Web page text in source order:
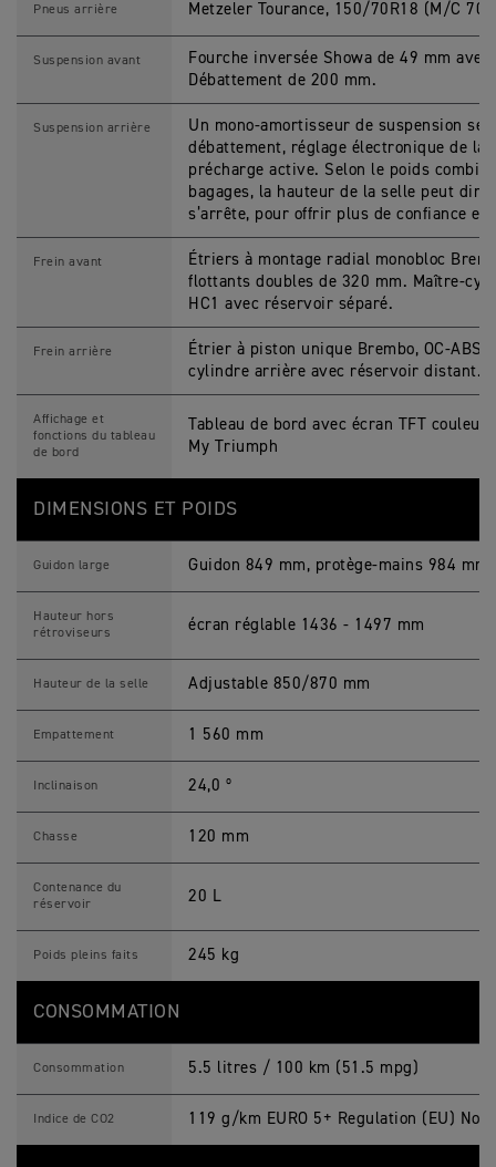
Pneus arrière Metzeler Tourance, 150/70R18 (M/C
Suspension avant
Fourche inversée Showa de 49 mm
Débattement de 200 mm.
Suspension arrière
Un mono-amortisseur de suspension
débattement, réglage électronique de la
précharge active. Selon le poids
bagages, la hauteur de la selle peut
s’arrête, pour offrir plus de confiance et
Frein avant
Étriers à montage radial monobloc
flottants doubles de 320 mm. Maître-
HC1 avec réservoir séparé.
Frein arrière
Étrier à piston unique Brembo, OC-
cylindre arrière avec réservoir distant.
Affichage et
fonctions du tableau
de bord
Tableau de bord avec écran TFT
My Triumph
DIMENSIONS ET POIDS
Guidon large Guidon 849 mm, protège-mains 984 mm
Hauteur hors
rétroviseurs
écran réglable 1436 - 1497 mm
Hauteur de la selle Adjustable 850/870 mm
Empattement 1 560 mm
Inclinaison 24,0 º
Chasse 120 mm
Contenance du
réservoir
20 L
Poids pleins faits 245 kg
CONSOMMATION
Consommation 5.5 litres / 100 km (51.5 mpg)
Indice de CO2 119 g/km EURO 5+ Regulation (EU) No.